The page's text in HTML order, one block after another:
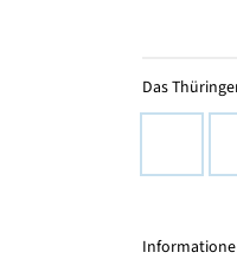
Das